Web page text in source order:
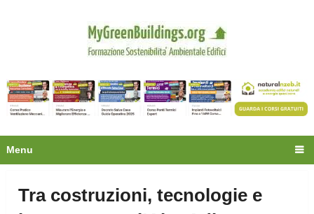
Menu
Tra costruzioni, tecnologie e
Privacy
Oltre 30.000 tecnici
fanno già parte della